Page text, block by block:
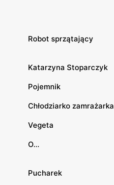
Robot sprzątający
Katarzyna Stoparczyk
Pojemnik
Chłodziarko zamrażarka
Vegeta
O...
Pucharek